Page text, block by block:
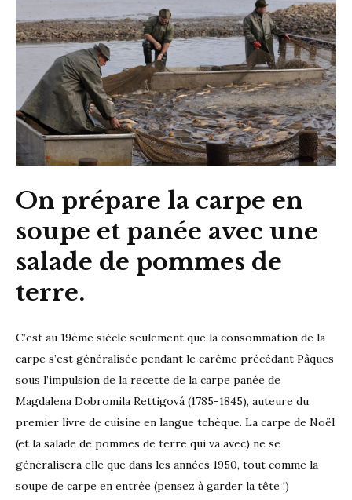
On prépare la carpe en
soupe et panée avec une
salade de pommes de
terre.
C’est au 19ème siècle seulement que la consommation de la
carpe s’est généralisée pendant le carême précédant Pâques
sous l’impulsion de la recette de la carpe panée de
Magdalena Dobromila Rettigová (1785-1845), auteure du
premier livre de cuisine en langue tchèque. La carpe de Noël
(et la salade de pommes de terre qui va avec) ne se
généralisera elle que dans les années 1950, tout comme la
soupe de carpe en entrée (pensez à garder la tête !)